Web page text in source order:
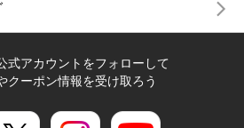
式アカウントをフォローして
クーポン情報を受け取ろう